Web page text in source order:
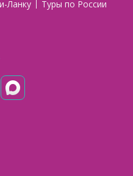
Ланку Туры по России